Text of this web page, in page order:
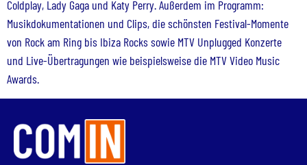
Coldplay, Lady Gaga und Katy Perry. Außerdem im Programm:
Musikdokumentationen und Clips, die schönsten Festival-Momente
von Rock am Ring bis Ibiza Rocks sowie MTV Unplugged Konzerte
und Live-Übertragungen wie beispielsweise die MTV Video Music
Awards.